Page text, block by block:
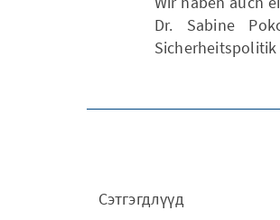
Dr. Sabine
Сэтгэгдлүүд